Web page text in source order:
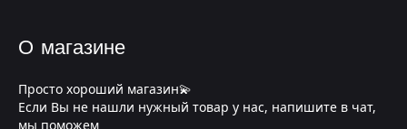
О магазине
Просто хороший магазин💫
Если Вы не нашли нужный товар у нас, напишите в чат,
мы поможем